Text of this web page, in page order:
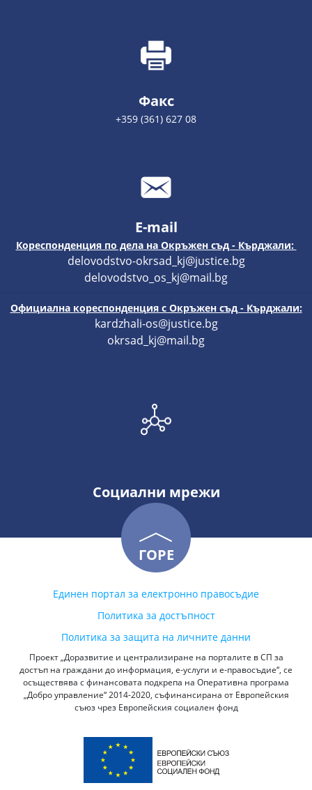
Факс
+359 (361) 627 08
E-mail
Кореспонденция по дела на Окръжен съд - Кърджали:
delovodstvo-okrsad_kj@justice.bg
delovodstvo_os_kj@mail.bg
Официална кореспонденция с Окръжен съд - Кърджали:
kardzhali-os@justice.bg
okrsad_kj@mail.bg
Социални мрежи
ГОРЕ
Единен портал за електронно правосъдие
Политика за достъпност
Политика за защита на личните данни
Проект „Доразвитие и централизиране на порталите в СП за
достъп на граждани до информация, е-услуги и е-правосъдие“, се
осъществява с финансовата подкрепа на Оперативна програма
„Добро управление“ 2014-2020, съфинансирана от Европейския
съюз чрез Европейския социален фонд